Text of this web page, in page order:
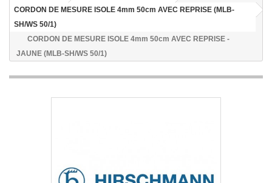
CORDON DE MESURE ISOLE 4mm 50cm AVEC REPRISE (MLB-
SH/WS 50/1)
CORDON DE MESURE ISOLE 4mm 50cm AVEC REPRISE -
JAUNE (MLB-SH/WS 50/1)